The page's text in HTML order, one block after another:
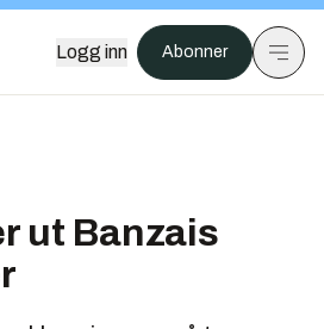
Logg inn Abonner
ut Banzais